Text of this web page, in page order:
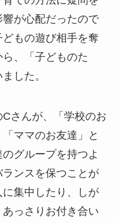
が心配だったので
もの遊び相手を奪
、「子どものた
した。
さんが、「学校のお
ママのお友達」と
グループを持つよ
ンスを保つことが
集中したり、しが
っさりお付き合い